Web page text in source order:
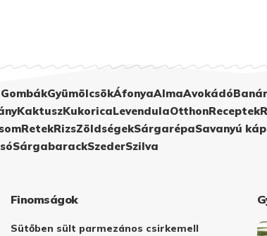
GombákGyümölcsökÁfonyaAlmaAvokádó
KaktuszKukoricaLevendulaOtthonReceptek
RetekRizsZöldségekSárgarépaSavanyú
SárgabarackSzederSzilva
Finomságok
Sütőben sült parmezános csirkemell